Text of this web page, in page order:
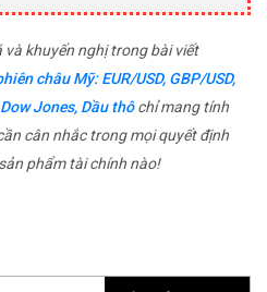
và khuyến nghị trong bài viết
châu Mỹ: EUR/USD, GBP/USD,
Dow Jones, Dầu thôchỉ mang tính
cân nhắc trong mọi quyết định
phẩm tài chính nào!